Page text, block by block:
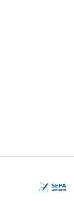
Visa, SEPA, Rechnung